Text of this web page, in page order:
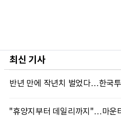
최신 기사